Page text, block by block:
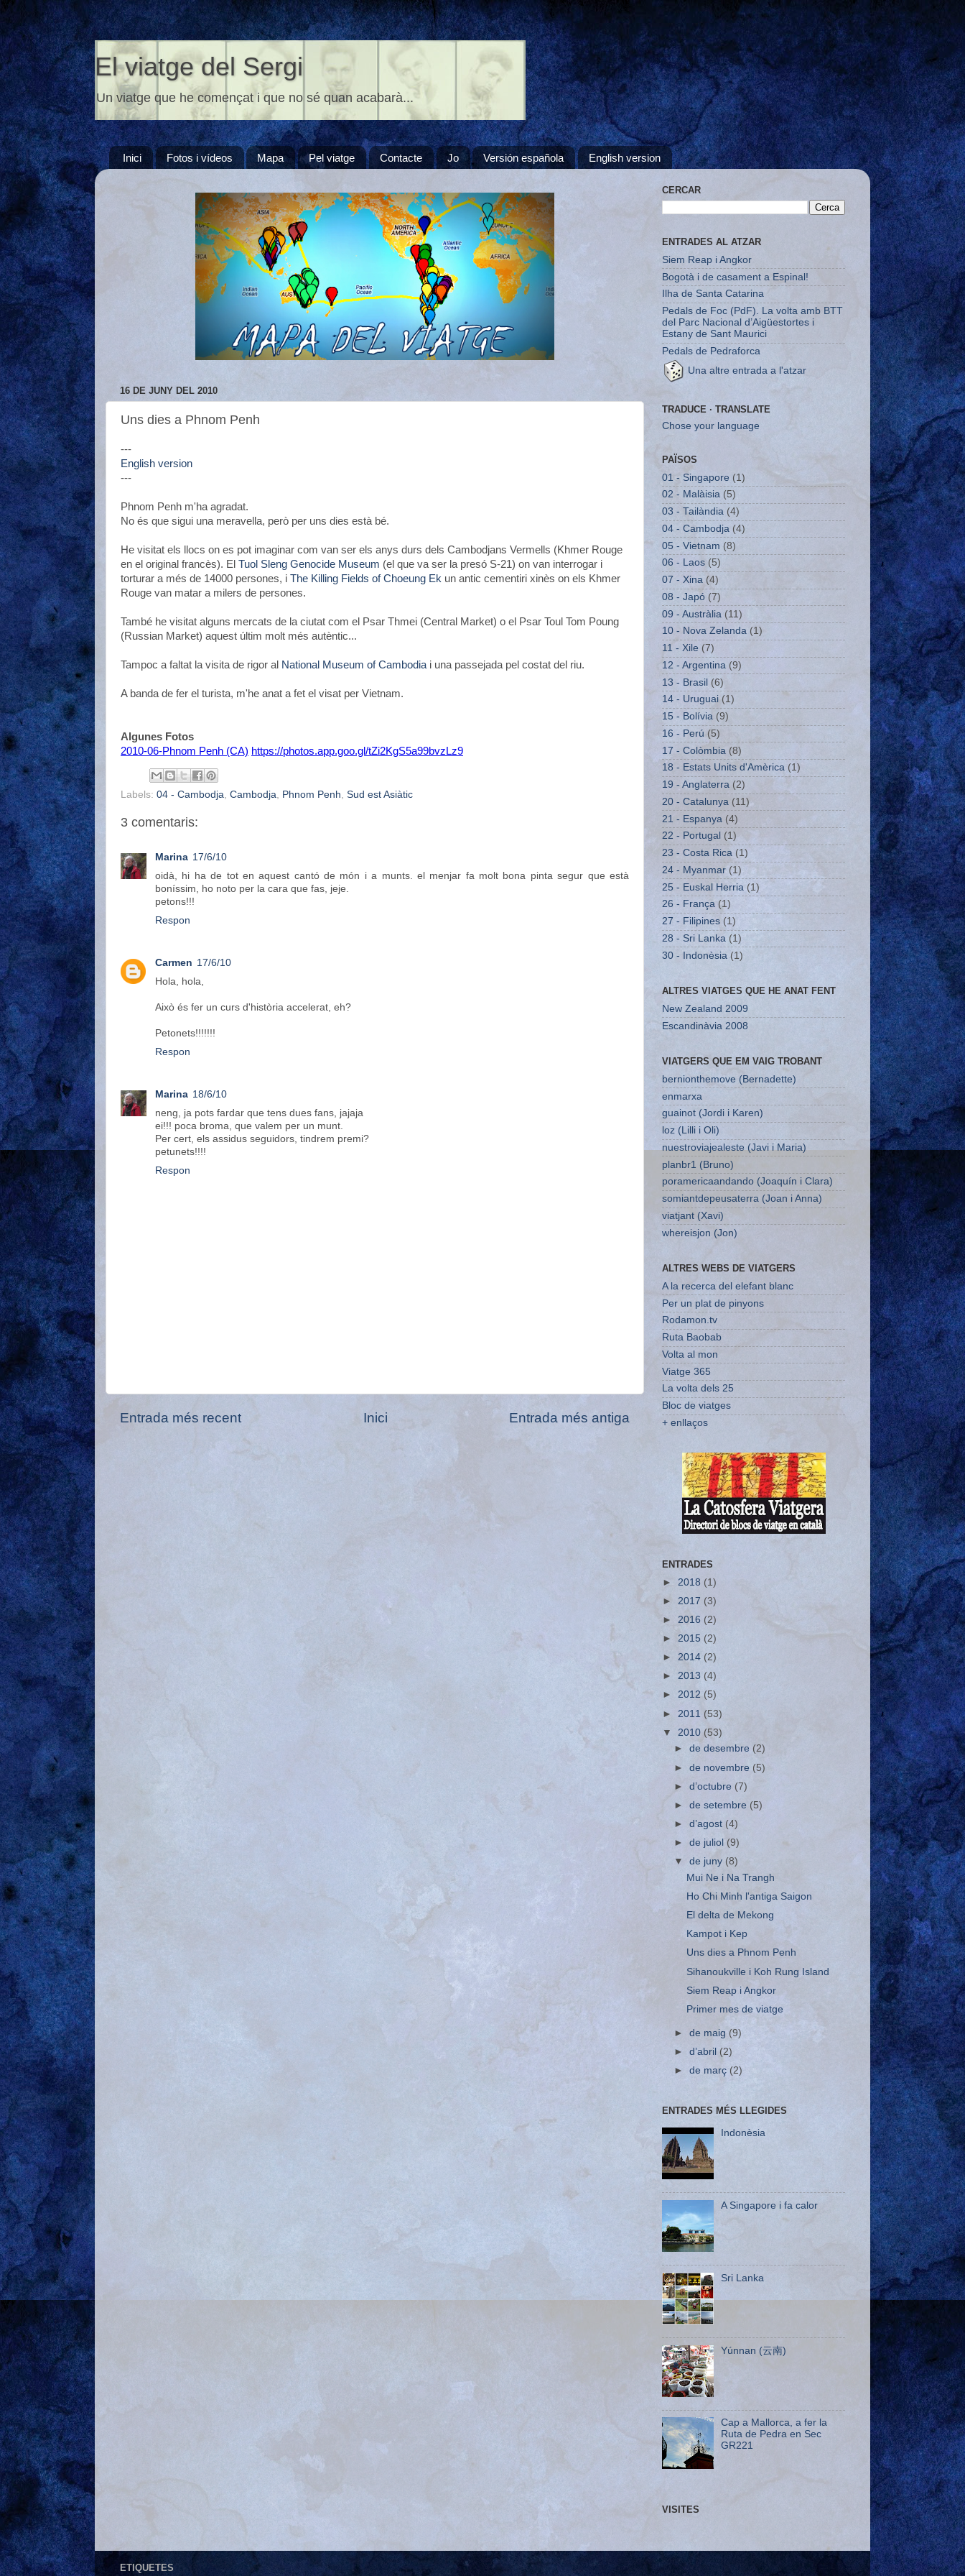
El viatge del Sergi
Un viatge que he començat i que no sé quan acabarà...
Inici Fotos i vídeos Mapa Pel viatge Contacte Jo Versión española English version
16 DE JUNY DEL 2010
Uns dies a Phnom Penh
---
English version
---
Phnom Penh m'ha agradat.
No és que sigui una meravella, però per uns dies està bé.
He visitat els llocs on es pot imaginar com van ser els anys durs dels Cambodjans Vermells (Khmer Rouge
en el original francès). El Tuol Sleng Genocide Museum (el que va ser la presó S-21) on van interrogar i
torturar a més de 14000 persones, i The Killing Fields of Choeung Ek un antic cementiri xinès on els Khmer
Rouge van matar a milers de persones.
També he visitat alguns mercats de la ciutat com el Psar Thmei (Central Market) o el Psar Toul Tom Poung
(Russian Market) aquest últim molt més autèntic...
Tampoc a faltat la visita de rigor al National Museum of Cambodiai una passejada pel costat del riu.
A banda de fer el turista, m'he anat a fet el visat per Vietnam.
Algunes Fotos
2010-06-Phnom Penh (CA) https://photos.app.goo.gl/tZi2KgS5a99bvzLz9
Labels: 04 - Cambodja Cambodja Phnom Penh Sud est Asiàtic
3 comentaris:
Marina 17/6/10
oidà, hi ha de tot en aquest cantó de món i a munts. el menjar fa molt bona pinta segur que està
boníssim, ho noto per la cara que fas, jeje.
petons!!!
Respon
Carmen 17/6/10
Hola, hola,
Això és fer un curs d'història accelerat, eh?
Petonets!!!!!!!
Respon
Marina 18/6/10
neng, ja pots fardar que tens dues fans, jajaja
ei!!! poca broma, que valem per un munt.
Per cert, els assidus seguidors, tindrem premi?
petunets!!!!
Respon
Entrada més recent Entrada més antiga
Inici
CERCAR
ENTRADES AL ATZAR
Siem Reap i Angkor
Bogotà i de casament a Espinal!
Ilha de Santa Catarina
Pedals de Foc (PdF). La volta amb BTT
del Parc Nacional d’Aigüestortes i
Estany de Sant Maurici
Pedals de Pedraforca
Una altre entrada a l'atzar
TRADUCE · TRANSLATE
Chose your language
PAÏSOS
01 - Singapore (1)
02 - Malàisia (5)
03 - Tailàndia (4)
04 - Cambodja (4)
05 - Vietnam (8)
06 - Laos (5)
07 - Xina (4)
08 - Japó (7)
09 - Austràlia (11)
10 - Nova Zelanda (1)
11 - Xile (7)
12 - Argentina (9)
13 - Brasil (6)
14 - Uruguai (1)
15 - Bolívia (9)
16 - Perú (5)
17 - Colòmbia (8)
18 - Estats Units d'Amèrica (1)
19 - Anglaterra (2)
20 - Catalunya (11)
21 - Espanya (4)
22 - Portugal (1)
23 - Costa Rica (1)
24 - Myanmar (1)
25 - Euskal Herria (1)
26 - França (1)
27 - Filipines (1)
28 - Sri Lanka (1)
30 - Indonèsia (1)
ALTRES VIATGES QUE HE ANAT FENT
New Zealand 2009
Escandinàvia 2008
VIATGERS QUE EM VAIG TROBANT
bernionthemove (Bernadette)
enmarxa
guainot (Jordi i Karen)
loz (Lilli i Oli)
nuestroviajealeste (Javi i Maria)
planbr1 (Bruno)
poramericaandando (Joaquín i Clara)
somiantdepeusaterra (Joan i Anna)
viatjant (Xavi)
whereisjon (Jon)
ALTRES WEBS DE VIATGERS
A la recerca del elefant blanc
Per un plat de pinyons
Rodamon.tv
Ruta Baobab
Volta al mon
Viatge 365
La volta dels 25
Bloc de viatges
+ enllaços
ENTRADES
► 2018 (1)
► 2017 (3)
► 2016 (2)
► 2015 (2)
► 2014 (2)
► 2013 (4)
► 2012 (5)
► 2011 (53)
▼ 2010 (53)
►de desembre (2)
►de novembre (5)
►d’octubre (7)
►de setembre (5)
►d’agost (4)
►de juliol (9)
▼de juny (8)
Mui Ne i Na Trangh
Ho Chi Minh l'antiga Saigon
El delta de Mekong
Kampot i Kep
Uns dies a Phnom Penh
Sihanoukville i Koh Rung Island
Siem Reap i Angkor
Primer mes de viatge
►de maig (9)
►d’abril(2)
►de març (2)
ENTRADES MÉS LLEGIDES
Indonèsia
A Singapore i fa calor
Sri Lanka
Yúnnan (云南)
Cap a Mallorca, a fer la
Ruta de Pedra en Sec
GR221
VISITES
ETIQUETES